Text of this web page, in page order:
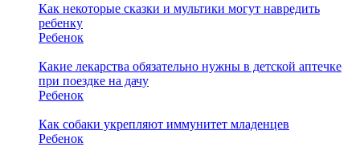
Как некоторые сказки и мультики могут навредить
ребенку
Ребенок
Какие лекарства обязательно нужны в детской аптечке
при поездке на дачу
Ребенок
Как собаки укрепляют иммунитет младенцев
Ребенок